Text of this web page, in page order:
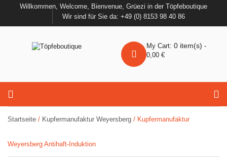
Willkommen, Welcome, Bienvenue, Grüezi in der Töpfeboutique
Wir sind für Sie da: +49 (0) 8153 98 40 86
My Cart: 0 item(s) -
0,00 €
Startseite / Kupfermanufaktur Weyersberg / Kupfermanufaktur
Weyersberg Antihaft-Induktion